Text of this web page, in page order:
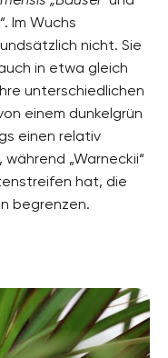
Mediterrane
. Im Wuchs
nicht. Sie
in etwa gleich
unterschiedlichen
einem dunkelgrün
einen relativ
„Warneckii“
hat, die
begrenzen.